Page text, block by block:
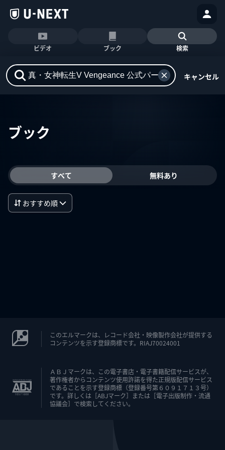
ビデオ ブック 検索
キャンセル
ブック
すべて 無料あり
おすすめ順
このエルマークは、レコード会社・映像製作会社が提供する
コンテンツを示す登録商標です。RIAJ70024001
ＡＢＪマークは、この電子書店・電子書籍配信サービスが、
著作権者からコンテンツ使用許諾を得た正規版配信サービス
であることを示す登録商標（登録番号第６０９１７１３号）
です。詳しくは［ABJマーク］または［電子出版制作・流通
協議会］で検索してください。